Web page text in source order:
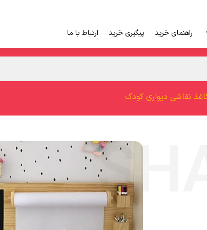
راهنمای خرید پیگیری خرید ارتباط با ما
نقاشی دیواری کودک